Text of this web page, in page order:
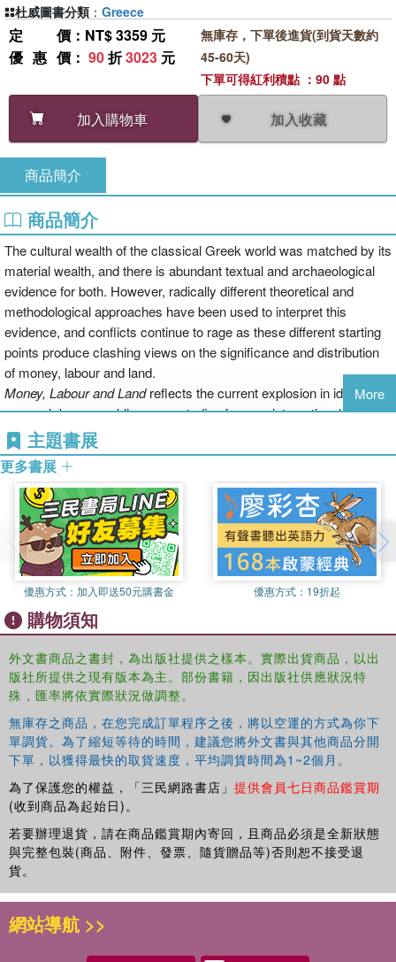
定價 ：NT$ 3359 元
優惠價 ： 90折3023 元
加入購物車 加入收藏
無庫存，下單後進貨(到貨天數約
45-60天)
下單可得紅利積點 ：90 點
杜威圖書分類 ： Greece
商品簡介
商品簡介
The cultural wealth of the classical Greek world was matched by its
material wealth, and there is abundant textual and archaeological
evidence for both. However, radically different theoretical and
methodological approaches have been used to interpret this
evidence, and conflicts continue to rage as these different starting
points produce clashing views on the significance and distribution
of money, labour and land.
Money, Labour and Landreflects the current explosion in ideas and
research by assembling case-studies from an international
selection of renowned US, British and European scholars. Drawing
on comparative historical and anthropological approaches,
sociological, economic and cultural theory, and developments in
epigraphy, legal history, numismatics and spatial archaeology, this
volume will be of interest to all students and scholars of ancient
economies.
More
主題書展
更多書展
優惠方式： 加入即送50元購書金 優惠方式： 19折起
購物須知
外文書商品之書封，為出版社提供之樣本。實際出貨商品，以出
版社所提供之現有版本為主。部份書籍，因出版社供應狀況特
殊，匯率將依實際狀況做調整。
無庫存之商品，在您完成訂單程序之後，將以空運的方式為你下
單調貨。為了縮短等待的時間，建議您將外文書與其他商品分開
下單，以獲得最快的取貨速度，平均調貨時間為1~2個月。
為了保護您的權益，「三民網路書店」 提供會員七日商品鑑賞期
(收到商品為起始日)。
若要辦理退貨，請在商品鑑賞期內寄回，且商品必須是全新狀態
與完整包裝(商品、附件、發票、隨貨贈品等)否則恕不接受退
貨。
網站導航 >>